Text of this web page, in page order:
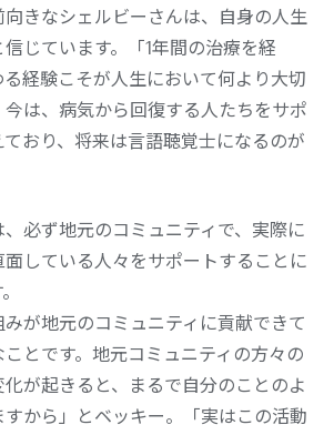
向きなシェルビーさんは、自身の人生
じています。「1年間の治療を経
経験こそが人生において何より大切
は、病気から回復する人たちをサポ
おり、将来は言語聴覚士になるのが
必ず地元のコミュニティで、実際に
している人々をサポートすることに
みが地元のコミュニティに貢献できて
とです。地元コミュニティの方々の
が起きると、まるで自分のことのよ
すから」とベッキー。「実はこの活動